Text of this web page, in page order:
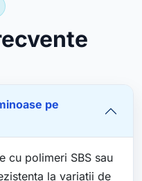
pe
cu polimeri SBS sau
la variatii de